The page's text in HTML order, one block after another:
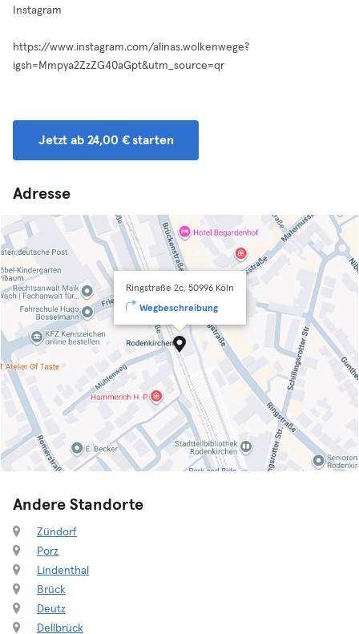
Instagram
https://www.instagram.com/alinas.wolkenwege?
igsh=Mmpya2ZzZG40aGpt&utm_source=qr
Jetzt ab 24,00 € starten
Adresse
Ringstraße 2c, 50996 Köln
Wegbeschreibung
Andere Standorte
Zündorf
Porz
Lindenthal
Brück
Deutz
Dellbrück